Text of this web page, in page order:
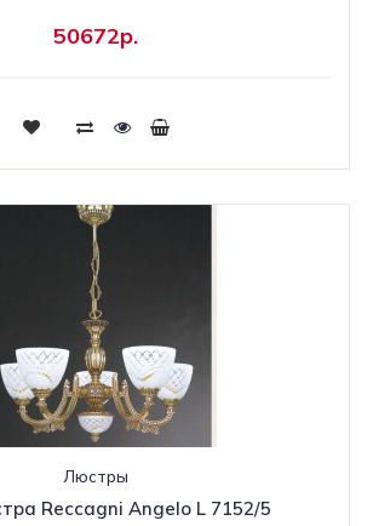
50672р.
Люстры
Reccagni Angelo L 7152/5